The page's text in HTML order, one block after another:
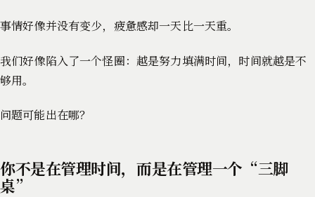
事情好像并没有变少，疲惫感却一天比一天重。
我们好像陷入了一个怪圈：越是努力填满时间，时间就越是不
够用。
问题可能出在哪？
你不是在管理时间，而是在管理一个“三脚
桌”